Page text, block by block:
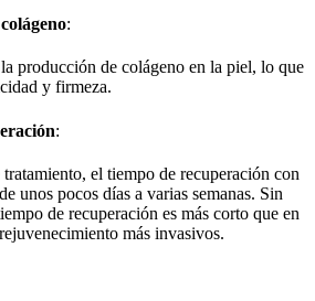
:
producción de colágeno en la piel, lo que
y firmeza.
:
el tiempo de recuperación con
unos pocos días a varias semanas. Sin
de recuperación es más corto que en
más invasivos.